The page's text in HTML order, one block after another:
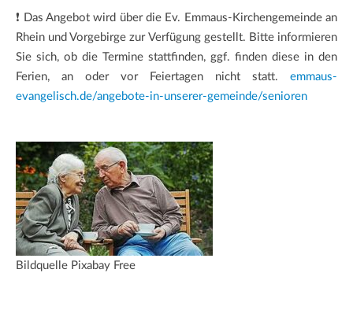
❗ Das Angebot wird über die Ev. Emmaus-Kirchengemeinde an
Rhein und Vorgebirge zur Verfügung gestellt. Bitte informieren
Sie sich, ob die Termine stattfinden, ggf. finden diese in den
Ferien, an oder vor Feiertagen nicht statt. emmaus-
evangelisch.de/angebote-in-unserer-gemeinde/senioren
Bildquelle Pixabay Free